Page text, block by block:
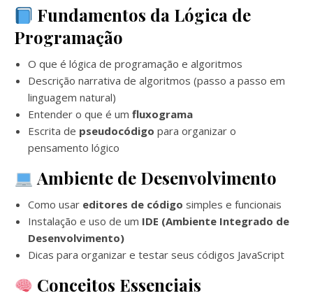
Fundamentos da Lógica de
Programação
O que é lógica de programação e algoritmos
Descrição narrativa de algoritmos (passo a passo em
linguagem natural)
Entender o que é um fluxograma
Escrita de pseudocódigo para organizar o
pensamento lógico
Ambiente de Desenvolvimento
Como usar editores de código simples e funcionais
Instalação e uso de um IDE (Ambiente Integrado de
Desenvolvimento)
Dicas para organizar e testar seus códigos JavaScript
Conceitos Essenciais